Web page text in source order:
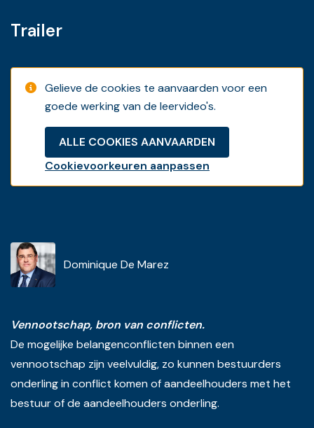
Trailer
Gelieve de cookies te aanvaarden voor een
goede werking van de leervideo's.
ALLE COOKIES AANVAARDEN
Cookievoorkeuren aanpassen
Dominique De Marez
Vennootschap, bron van conflicten.
De mogelijke belangenconflicten binnen een
vennootschap zijn veelvuldig, zo kunnen bestuurders
onderling in conflict komen of aandeelhouders met het
bestuur of de aandeelhouders onderling.